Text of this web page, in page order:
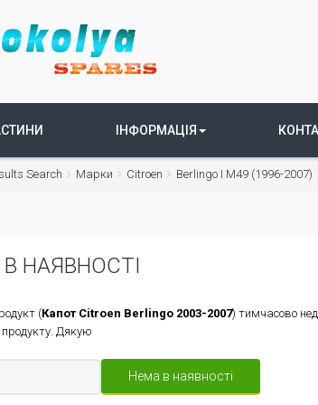
ІНФОРМАЦІЯ
Search Марки Citroen Berlingo I М49 (1996-2007)
НАЯВНОСТІ
(Капот Citroen Berlingo 2003-2007) тимчасово
Дякую